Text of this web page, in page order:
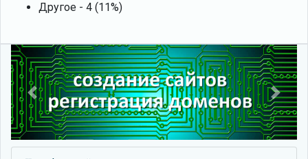
Другое - 4 (11%)
Previous Next